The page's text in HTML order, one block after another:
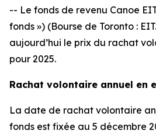
-- Le fonds de revenu Canoe
fonds ») (Bourse de Toronto :
aujourd’hui le prix du rachat
pour 2025.
Rachat volontaire annuel en
La date de rachat volontaire
fonds est fixée au 5 décembre